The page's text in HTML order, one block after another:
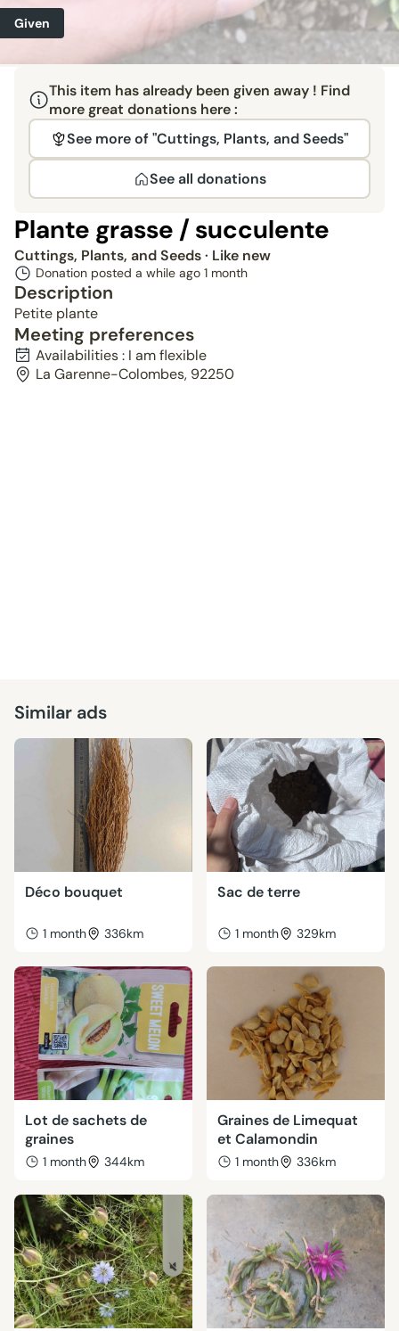
Given
This item has already been given away ! Find
more great donations here :
See more of "Cuttings, Plants, and Seeds"
See all donations
Plante grasse / succulente
Cuttings, Plants, and Seeds· Like new
Donation posted a while ago 1 month
Description
Petite plante
Meeting preferences
Availabilities : I am flexible
La Garenne-Colombes, 92250
Similar ads
Déco bouquet
1 month 336km
Sac de terre
1 month 329km
Lot de sachets de
graines
1 month 344km
Graines de Limequat
et Calamondin
1 month 336km